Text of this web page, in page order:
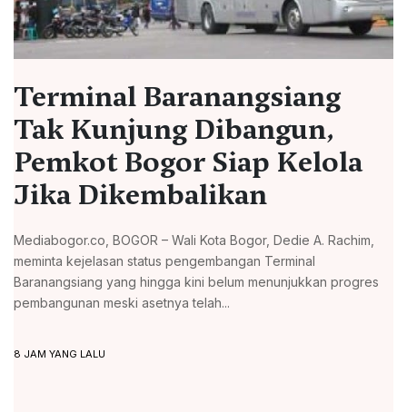
Terminal Baranangsiang
Tak Kunjung Dibangun,
Pemkot Bogor Siap Kelola
Jika Dikembalikan
Mediabogor.co, BOGOR – Wali Kota Bogor, Dedie A. Rachim,
meminta kejelasan status pengembangan Terminal
Baranangsiang yang hingga kini belum menunjukkan progres
pembangunan meski asetnya telah...
8 JAM YANG LALU